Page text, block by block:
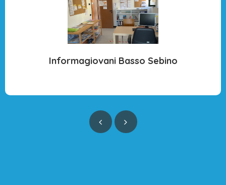
Informagiovani Basso Sebino